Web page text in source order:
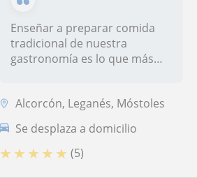
Enseñar a preparar comida
tradicional de nuestra
gastronomía es lo que más
Alcorcón, Leganés, Móstoles
Se desplaza a domicilio
★ ★ ★ ★ ★ (5)